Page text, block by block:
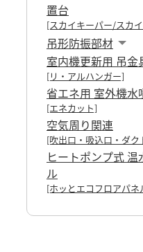
置台
[スカイキーパー/スカ
吊形防振部材
室内機更新用 吊金
[リ・アルハンガー]
省エネ用 室外機水
[エネカット]
空気周り関連
[吹出口・吸込口・ダク
ヒートポンプ式
ル
[ホッとエコフロアパネ